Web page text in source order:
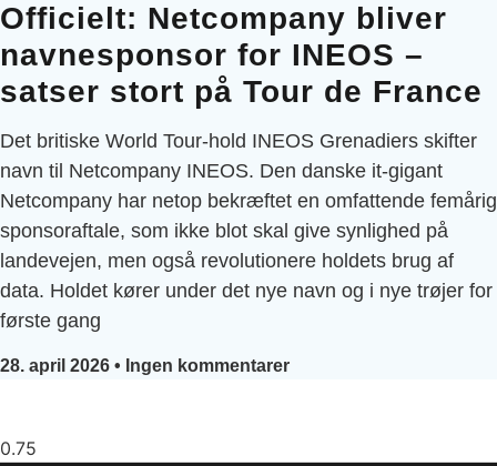
Officielt: Netcompany bliver
navnesponsor for INEOS –
satser stort på Tour de France
Det britiske World Tour-hold INEOS Grenadiers skifter
navn til Netcompany INEOS. Den danske it-gigant
Netcompany har netop bekræftet en omfattende femårig
sponsoraftale, som ikke blot skal give synlighed på
landevejen, men også revolutionere holdets brug af
data. Holdet kører under det nye navn og i nye trøjer for
første gang
28. april 2026 Ingen kommentarer